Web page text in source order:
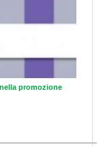
promozione